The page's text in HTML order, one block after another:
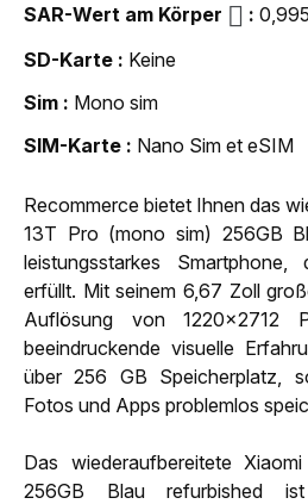
SAR-Wert am Körper
SD-Karte
Keine
Sim
Mono sim
SIM-Karte
Nano Sim et eSIM
Recommerce bietet Ihnen das
13T Pro (mono sim) 256GB
leistungsstarkes
erfüllt. Mit seinem 6,67 Zoll
Auflösung von 1220x2712
beeindruckende visuelle
über 256 GB Speicherplatz,
Fotos und Apps problemlos
Das wiederaufbereitete
256GB Blau refurbished